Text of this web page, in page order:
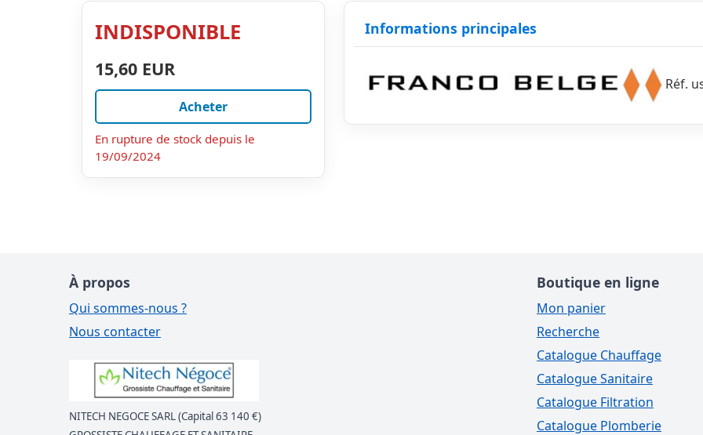
INDISPONIBLE
15,60 EUR
Acheter
En rupture de stock depuis le
19/09/2024
Informations principales
Réf.
À propos
Qui sommes-nous ?
Nous contacter
NITECH NEGOCE SARL (Capital 63 140 €)
Boutique en ligne
Mon panier
Recherche
Catalogue Chauffage
Catalogue Sanitaire
Catalogue Filtration
Catalogue Plomberie